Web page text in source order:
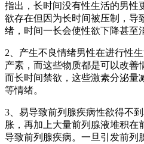
指出，长时间没有性生活的男性
欲存在但因为长时间被压制，导
绪，时间一长会使性欲下降甚至
2、产生不良情绪男性在进行性
产素，而这些物质都是可以改善
而长时间禁欲，这些激素分泌量
等情绪。
3、易导致前列腺疾病性欲得不
胀，再加上大量前列腺液堆积在
导致前列腺疾病。一旦引发前列